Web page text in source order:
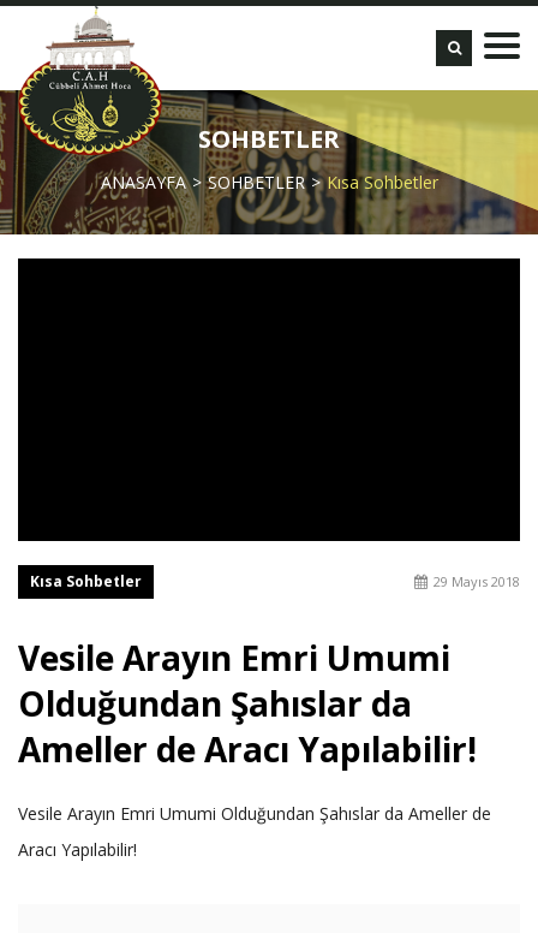
SOHBETLER
ANASAYFA SOHBETLER Kısa Sohbetler
Kısa Sohbetler 29 Mayıs 2018
Vesile Arayın Emri Umumi
Olduğundan Şahıslar da
Ameller de Aracı Yapılabilir!
Vesile Arayın Emri Umumi Olduğundan Şahıslar da Ameller de
Aracı Yapılabilir!